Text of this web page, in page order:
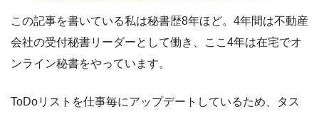
この記事を書いている私は秘書歴8年ほど。4年間は不動産
会社の受付秘書リーダーとして働き、ここ4年は在宅でオ
ンライン秘書をやっています。
ToDoリストを仕事毎にアップデートしているため、タス